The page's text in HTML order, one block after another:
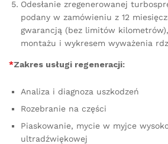
Odesłanie zregenerowanej
podany w zamówieniu z 12
gwarancją (bez limitów
montażu i wykresem wyważenia
*Zakres usługi regeneracji:
Analiza i diagnoza uszkodzeń
Rozebranie na części
Piaskowanie, mycie w myjce
ultradźwiękowej